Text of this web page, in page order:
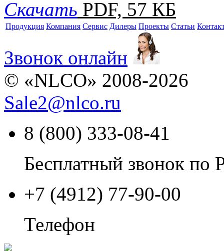
Скачать PDF, 57 КБ
Продукция Компания Сервис Дилеры Проекты Статьи
Звонок онлайн
© «NLCO» 2008-2026
Sale2@nlco.ru
8 (800) 333-08-41
Бесплатный звонок по
+7 (4912) 77-90-00
Телефон